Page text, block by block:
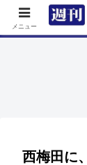
TOP 特集
西梅田に
メニュー